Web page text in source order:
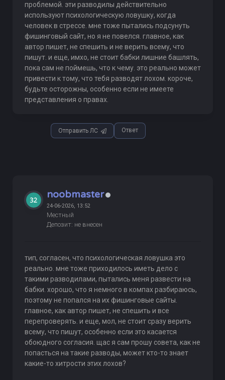
проблемой. эти разводилы действительно
используют психологическую ловушку, когда
человек в стрессе. мне тоже пытались подсунуть
фишинговый сайт, но я не повелся. главное, как
автор пишет, не спешить и не верить всему, что
пишут. и еще, имхо, не стоит бабки лишние башлять,
пока сам не поймешь, что к чему. это реально может
привести к тому, что тебя разводят лохом. короче,
будьте осторожны, особенно если не имеете
представления о правах.
Отправить ЛС Ответ
noobmaster
24-06-2026, 13:52
Местный
Депозит: не внесен
тип, согласен, что психологическая ловушка это
реально. мне тоже приходилось иметь дело с
такими разводилами, пытались меня развести на
бабки. хорошо, что я немного в компах разбираюсь,
поэтому не попался на их фишинговые сайты.
главное, как автор пишет, не спешить и все
перепроверять. и еще, мол, не стоит сразу верить
всему, что пишут, особенно если это касается
обоюдного согласия. щас я сам прошу совета, как не
попасться на такие разводы, может кто-то знает
какие-то хитрости этих лохов?